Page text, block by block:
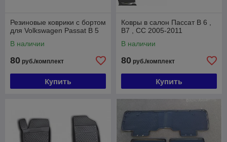
Резиновые коврики с бортом
для Volkswagen Passat B 5
В наличии
80 руб./комплект
Купить
Ковры в салон Пассат В 6 ,
В7 , СС 2005-2011
В наличии
80 руб./комплект
Купить